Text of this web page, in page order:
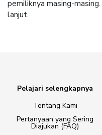
pemiliknya masing-masing.
lanjut.
Pelajari selengkapnya
Tentang Kami
Pertanyaan yang Sering
Diajukan (FAQ)